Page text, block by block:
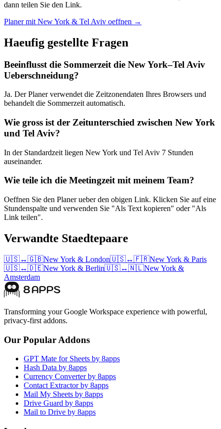
dann teilen Sie den Link.
Planer mit New York & Tel Aviv oeffnen →
Haeufig gestellte Fragen
Beeinflusst die Sommerzeit die New York–Tel Aviv
Ueberschneidung?
Ja. Der Planer verwendet die Zeitzonendaten Ihres Browsers und
behandelt die Sommerzeit automatisch.
Wie gross ist der Zeitunterschied zwischen New York
und Tel Aviv?
In der Standardzeit liegen New York und Tel Aviv 7 Stunden
auseinander.
Wie teile ich die Meetingzeit mit meinem Team?
Oeffnen Sie den Planer ueber den obigen Link. Klicken Sie auf eine
Stundenspalte und verwenden Sie "Als Text kopieren" oder "Als
Link teilen".
Verwandte Staedtepaare
🇺🇸↔🇬🇧New York & London🇺🇸↔🇫🇷New York & Paris
🇺🇸↔🇩🇪New York & Berlin🇺🇸↔🇳🇱New York &
Amsterdam
Transforming your Google Workspace experience with powerful,
privacy-first addons.
Our Popular Addons
GPT Mate for Sheets by 8apps
Hash Data by 8apps
Currency Converter by 8apps
Contact Extractor by 8apps
Mail My Sheets by 8apps
Drive Guard by 8apps
Mail to Drive by 8apps